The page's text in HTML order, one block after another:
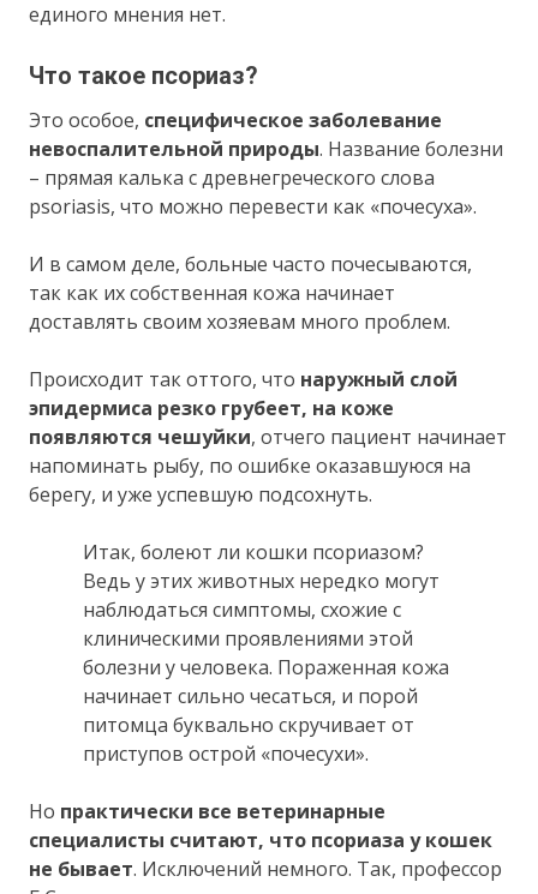
единого мнения нет.
Что такое псориаз?
Это особое, специфическое заболевание
невоспалительной природы. Название болезни
– прямая калька с древнегреческого слова
psoriasis, что можно перевести как «почесуха».
И в самом деле, больные часто почесываются,
так как их собственная кожа начинает
доставлять своим хозяевам много проблем.
Происходит так оттого, что наружный слой
эпидермиса резко грубеет, на коже
появляются чешуйки, отчего пациент начинает
напоминать рыбу, по ошибке оказавшуюся на
берегу, и уже успевшую подсохнуть.
Итак, болеют ли кошки псориазом?
Ведь у этих животных нередко могут
наблюдаться симптомы, схожие с
клиническими проявлениями этой
болезни у человека. Пораженная кожа
начинает сильно чесаться, и порой
питомца буквально скручивает от
приступов острой «почесухи».
Но практически все ветеринарные
специалисты считают, что псориаза у кошек
не бывает. Исключений немного. Так, профессор